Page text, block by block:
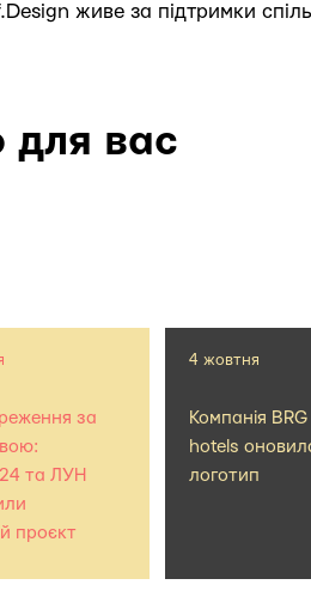
живе за підтримки
вас
за
та ЛУН
проєкт
4 жовтня
Компанія BRG
hotels
логотип